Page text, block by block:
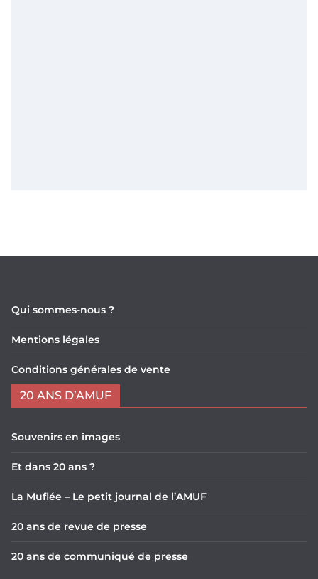
Qui sommes-nous ?
Mentions légales
Conditions générales de vente
20 ANS D’AMUF
Souvenirs en images
Et dans 20 ans ?
La Muflée – Le petit journal de l’AMUF
20 ans de revue de presse
20 ans de communiqué de presse